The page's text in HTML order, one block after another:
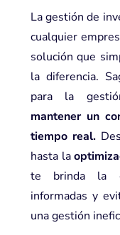
La gestión de
cualquier
solución que
la diferencia.
para la
mantener un
tiempo real.
hasta la
te brinda la
informadas y
una gestión